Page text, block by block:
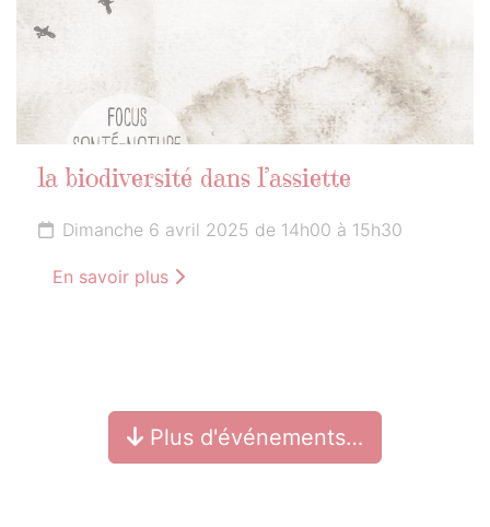
la biodiversité dans l’assiette
Dimanche 6 avril 2025 de 14h00 à 15h30
En savoir plus
Plus d'événements…